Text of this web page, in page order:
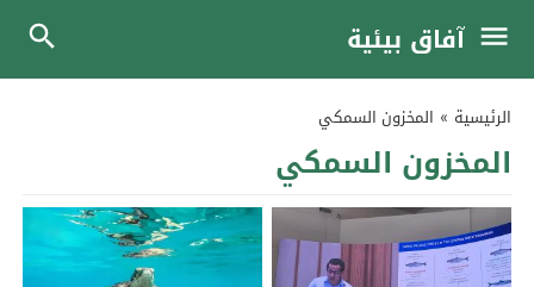
آفاق بيئية
الرئيسية » المخزون السمكي
المخزون السمكي